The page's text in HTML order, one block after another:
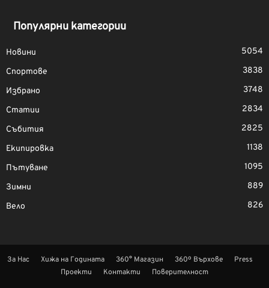
Популярни категории
Новини
5054
Спортове
3838
Избрано
3748
Статии
2834
Събития
2825
Екипировка
1138
Пътуване
1095
Зимни
889
Вело
826
За Нас Хижа на Годината 360° Магазин 360º Върхове
Press
Проекти
Контакти Поверителност